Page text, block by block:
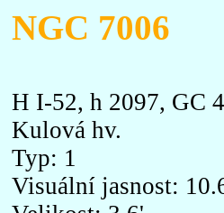
NGC 7006
H I-52, h 2097, GC
Kulová hv.
Typ: 1
Visuální jasnost: